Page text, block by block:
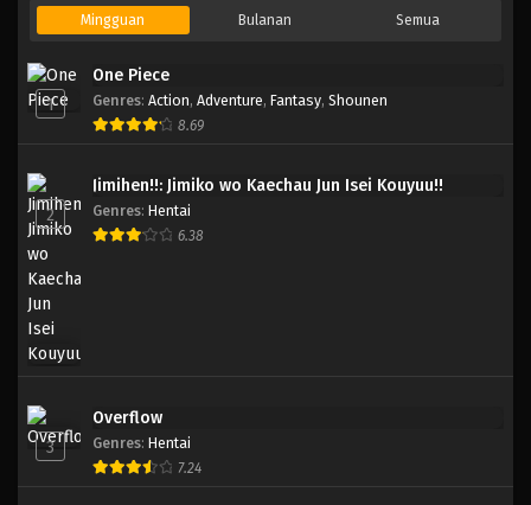
Mingguan Bulanan Semua
1
One Piece
Genres: Action, Adventure, Fantasy, Shounen
8.69
2
Jimihen!!: Jimiko wo Kaechau Jun Isei Kouyuu!!
Genres: Hentai
6.38
3
Overflow
Genres: Hentai
7.24